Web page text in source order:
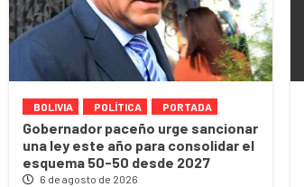
BOLIVIA POLÍTICA PORTADA
Gobernador paceño urge sancionar
una ley este año para consolidar el
esquema 50-50 desde 2027
6 de agosto de 2026